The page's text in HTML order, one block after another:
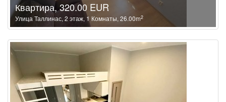
Квартира, 320.00 EUR
Улица Таллинас, 2 этаж, 1 Комнаты, 26.00m2